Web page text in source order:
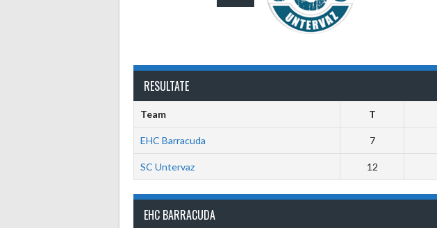
RESULTATE
Team T
EHC Barracuda 7
SC Untervaz 12
EHC BARRACUDA